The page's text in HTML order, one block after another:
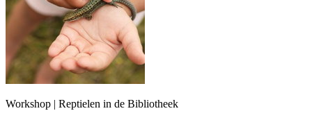
Workshop | Reptielen in de Bibliotheek